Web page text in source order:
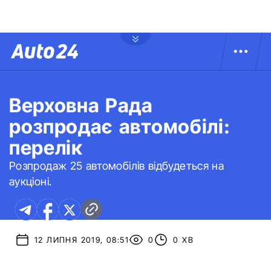
Верховна Рада
розпродає автомобілі:
перелік
Розпродаж 25 автомобілів відбудеться на
аукціоні.
12 ЛИПНЯ 2019, 08:51 0 0 ХВ